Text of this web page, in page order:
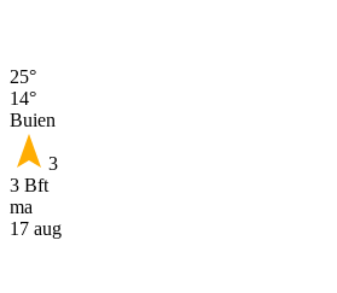
25°
14°
Buien
3
3 Bft
ma
17 aug